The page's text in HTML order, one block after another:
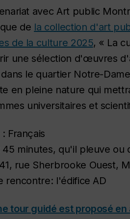
avec Art public
de la collection d'art
de la culture 2025, « La
une sélection d'œuvres
le quartier Notre-
en pleine nature qui
universitaires et
Français
45 minutes, qu'il pleuve ou
rue Sherbrooke Ouest,
rencontre: l'édifice AD
tour guidé est proposé en